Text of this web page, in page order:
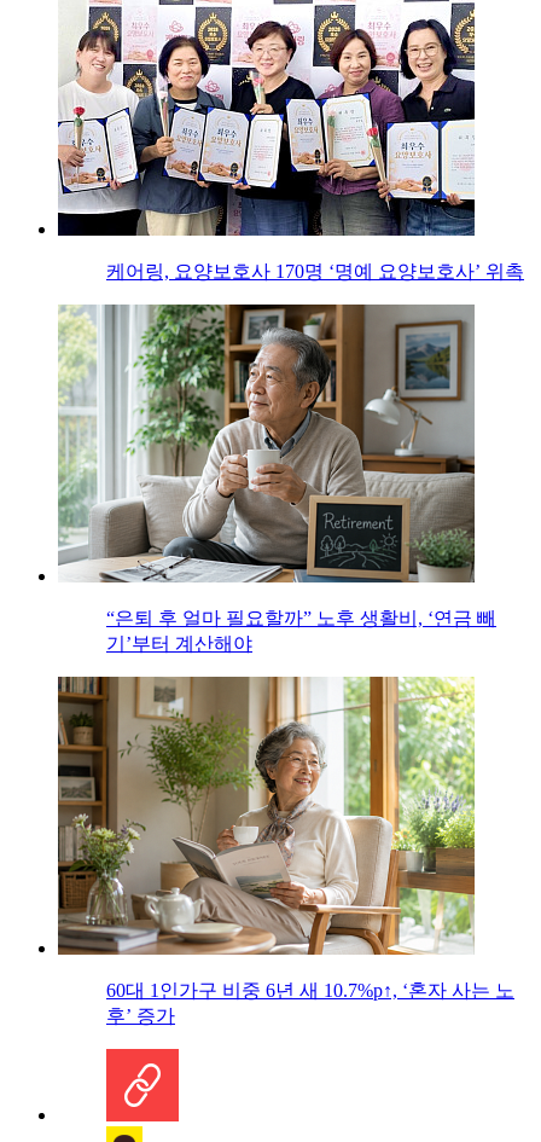
케어링, 요양보호사 170명 ‘명예 요양보호사’ 위촉
“은퇴 후 얼마 필요할까” 노후 생활비, ‘연금 빼
기’부터 계산해야
60대 1인가구 비중 6년 새 10.7%p↑, ‘혼자 사는 노
후’ 증가